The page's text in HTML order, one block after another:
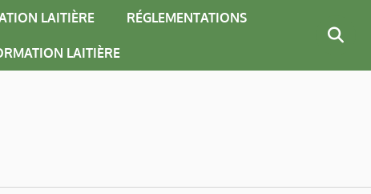
LAITIÈRE RÉGLEMENTATIONS
LAITIÈRE